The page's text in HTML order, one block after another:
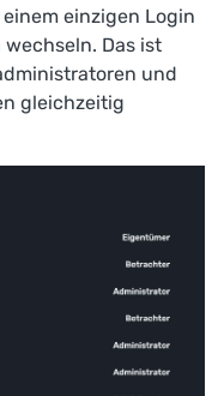
einzigen Login
Das ist
und
gleichzeitig